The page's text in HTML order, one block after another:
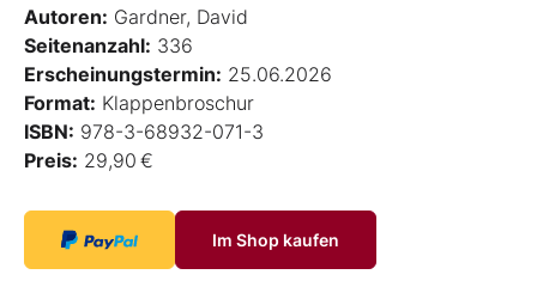
Autoren: Gardner, David
Seitenanzahl: 336
Erscheinungstermin: 25.06.2026
Format: Klappenbroschur
ISBN: 978-3-68932-071-3
Preis: 29,90 €
Im Shop kaufen